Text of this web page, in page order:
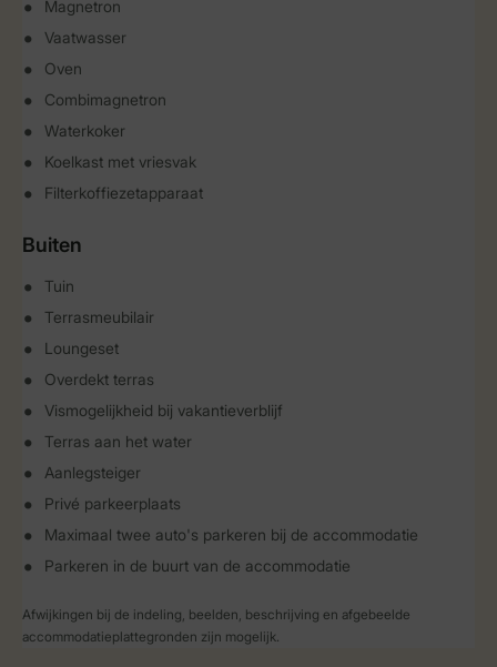
Magnetron
Vaatwasser
Oven
Combimagnetron
Waterkoker
Koelkast met vriesvak
Filterkoffiezetapparaat
Buiten
Tuin
Terrasmeubilair
Loungeset
Overdekt terras
Vismogelijkheid bij vakantieverblijf
Terras aan het water
Aanlegsteiger
Privé parkeerplaats
Maximaal twee auto's parkeren bij de accommodatie
Parkeren in de buurt van de accommodatie
Afwijkingen bij de indeling, beelden, beschrijving en afgebeelde
accommodatieplattegronden zijn mogelijk.